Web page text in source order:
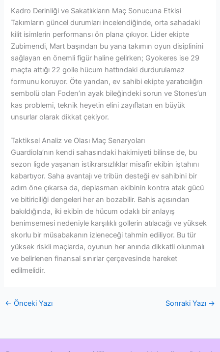
Kadro Derinliği ve Sakatlıkların Maç Sonucuna Etkisi
Takımların güncel durumları incelendiğinde, orta sahadaki
kilit isimlerin performansı ön plana çıkıyor. Lider ekipte
Zubimendi, Mart başından bu yana takımın oyun disiplinini
sağlayan en önemli figür haline gelirken; Gyokeres ise 29
maçta attığı 22 golle hücum hattındaki durdurulamaz
formunu koruyor. Öte yandan, ev sahibi ekipte yaratıcılığın
sembolü olan Foden’ın ayak bileğindeki sorun ve Stones’un
kas problemi, teknik heyetin elini zayıflatan en büyük
unsurlar olarak dikkat çekiyor.
Taktiksel Analiz ve Olası Maç Senaryoları
Guardiola’nın kendi sahasındaki hakimiyeti bilinse de, bu
sezon ligde yaşanan istikrarsızlıklar misafir ekibin iştahını
kabartıyor. Saha avantajı ve tribün desteği ev sahibini bir
adım öne çıkarsa da, deplasman ekibinin kontra atak gücü
ve bitiriciliği dengeleri her an bozabilir. Bahis açısından
bakıldığında, iki ekibin de hücum odaklı bir anlayış
benimsemesi nedeniyle karşılıklı gollerin atılacağı ve yüksek
skorlu bir müsabakanın izleneceği tahmin ediliyor. Bu tür
yüksek riskli maçlarda, oyunun her anında dikkatli olunmalı
ve belirlenen finansal sınırlar çerçevesinde hareket
edilmelidir.
← Önceki Yazı Sonraki Yazı →